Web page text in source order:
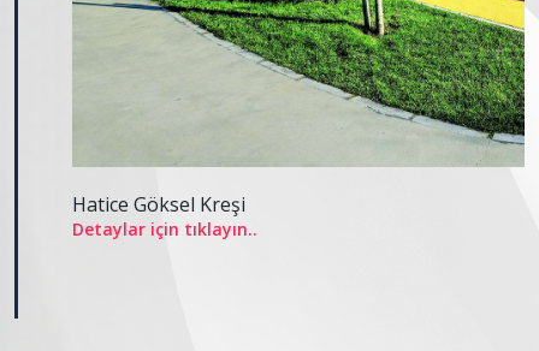
Hatice Göksel Kreşi
Detaylar için tıklayın..